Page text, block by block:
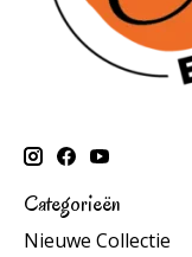
Categorieën
Nieuwe Collectie